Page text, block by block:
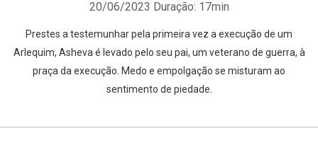
20/06/2023 Duração: 17min
Prestes a testemunhar pela primeira vez a execução de um
Arlequim, Asheva é levado pelo seu pai, um veterano de guerra, à
praça da execução. Medo e empolgação se misturam ao
sentimento de piedade.